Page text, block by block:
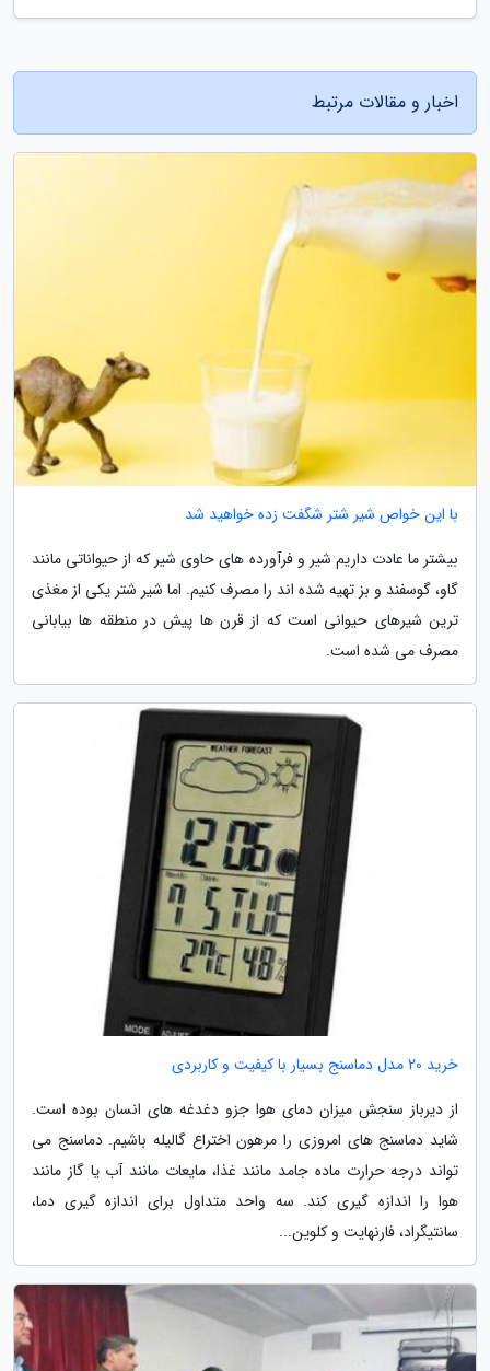
اخبار و مقالات مرتبط
با این خواص شیر شتر شگفت زده خواهید شد
بیشتر ما عادت داریم شیر و فرآورده های حاوی شیر که از حیواناتی مانند
گاو، گوسفند و بز تهیه شده اند را مصرف کنیم. اما شیر شتر یکی از مغذی
ترین شیرهای حیوانی است که از قرن ها پیش در منطقه ها بیابانی
مصرف می شده است.
خرید 20 مدل دماسنج بسیار با کیفیت و کاربردی
از دیرباز سنجش میزان دمای هوا جزو دغدغه های انسان بوده است.
شاید دماسنج های امروزی را مرهون اختراع گالیله باشیم. دماسنج می
تواند درجه حرارت ماده جامد مانند غذا، مایعات مانند آب یا گاز مانند
هوا را اندازه گیری کند. سه واحد متداول برای اندازه گیری دما،
سانتیگراد، فارنهایت و کلوین...